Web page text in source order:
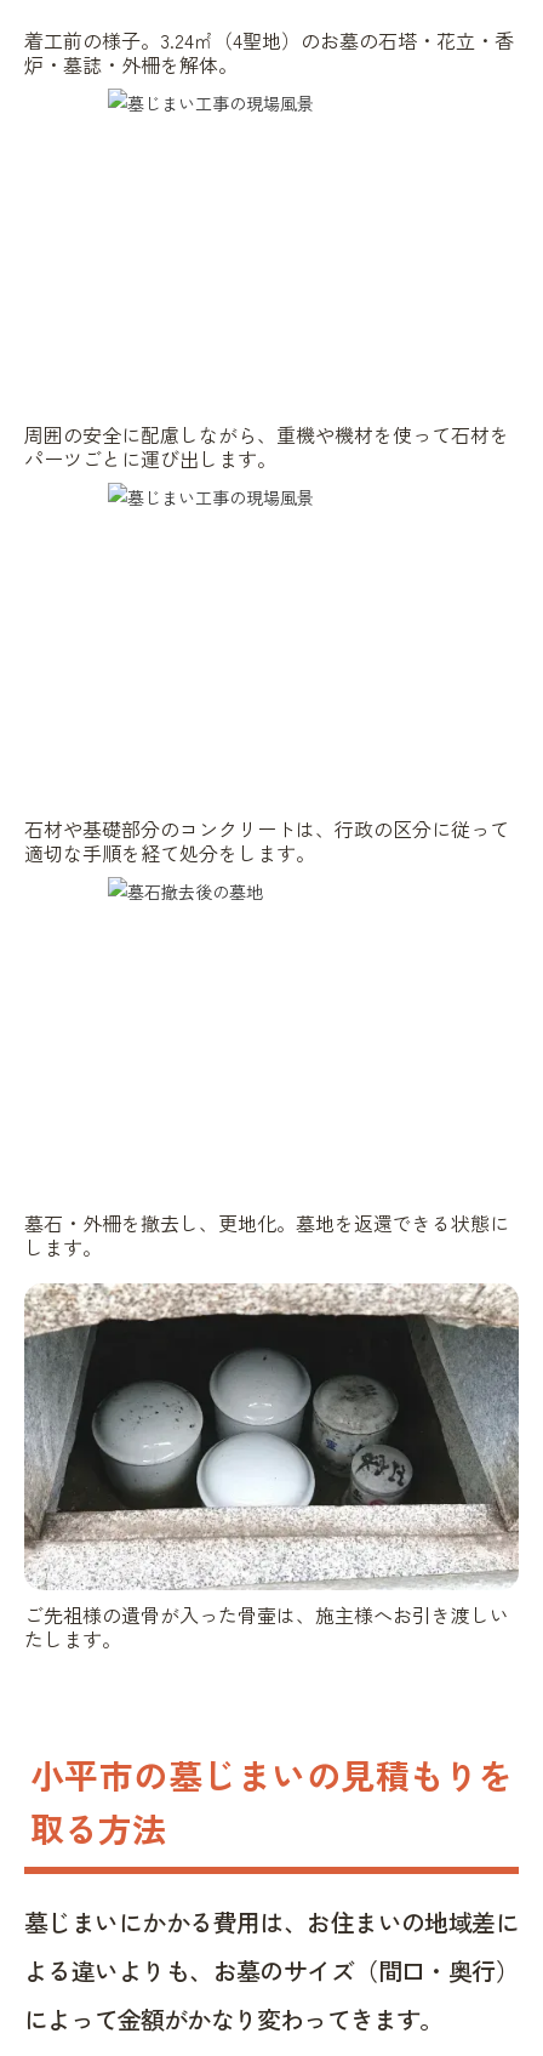
着工前の様子。3.24㎡（4聖地）のお墓の石塔・花立・香
炉・墓誌・外柵を解体。
周囲の安全に配慮しながら、重機や機材を使って石材を
パーツごとに運び出します。
石材や基礎部分のコンクリートは、行政の区分に従って
適切な手順を経て処分をします。
墓石・外柵を撤去し、更地化。墓地を返還できる状態に
します。
ご先祖様の遺骨が入った骨壷は、施主様へお引き渡しい
たします。
小平市の墓じまいの見積もりを
取る方法
墓じまいにかかる費用は、お住まいの地域差に
よる違いよりも、お墓のサイズ（間口・奥行）
によって金額がかなり変わってきます。